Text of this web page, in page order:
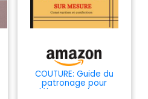
COUTURE: Guide du
patronage pour
débutants - buste,